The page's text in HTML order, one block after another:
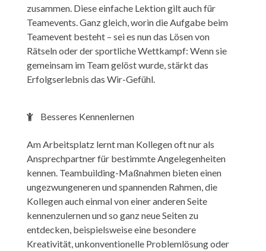
zusammen. Diese einfache Lektion gilt auch für
Teamevents. Ganz gleich, worin die Aufgabe beim
Teamevent besteht – sei es nun das Lösen von
Rätseln oder der sportliche Wettkampf: Wenn sie
gemeinsam im Team gelöst wurde, stärkt das
Erfolgserlebnis das Wir-Gefühl.
Besseres Kennenlernen
Am Arbeitsplatz lernt man Kollegen oft nur als
Ansprechpartner für bestimmte Angelegenheiten
kennen. Teambuilding-Maßnahmen bieten einen
ungezwungeneren und spannenden Rahmen, die
Kollegen auch einmal von einer anderen Seite
kennenzulernen und so ganz neue Seiten zu
entdecken, beispielsweise eine besondere
Kreativität, unkonventionelle Problemlösung oder